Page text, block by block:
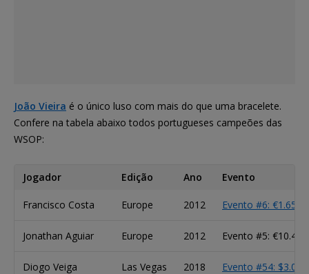
João Vieira é o único luso com mais do que uma bracelete.
Confere na tabela abaixo todos portugueses campeões das
WSOP:
Jogador Edição Ano Evento
Francisco Costa Europe 2012 Evento #6: €1.650
Jonathan Aguiar Europe 2012 Evento #5:
Diogo Veiga Las Vegas 2018 Evento #54: